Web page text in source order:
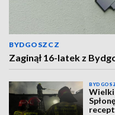
BYDGOSZCZ
Zaginął 16-latek z
Wielki